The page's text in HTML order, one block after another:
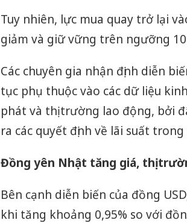
Tuy nhiên, lực mua quay trở lại
giảm và giữ vững trên ngưỡng
Các chuyên gia nhận định diễn
tục phụ thuộc vào các dữ liệu
phát và thị trường lao động, bởi
ra các quyết định về lãi suất
Đồng yên Nhật tăng giá, thị
Bên cạnh diễn biến của đồng
khi tăng khoảng 0,95% so với